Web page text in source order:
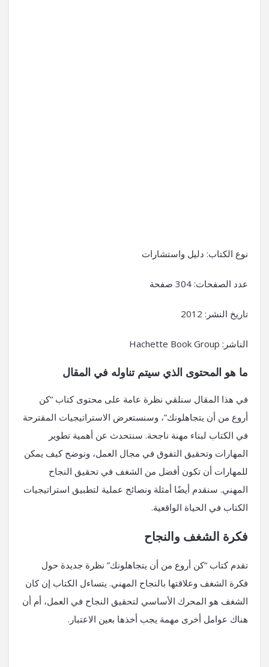
نوع الكتاب: دليل واستشارات
عدد الصفحات: 304 صفحة
تاريخ النشر: 2012
الناشر: Hachette Book Group
ما هو المحتوى الذي سيتم تناوله في المقال
في هذا المقال سنلقي نظرة عامة على محتوى كتاب “كن
أروع من أن يتجاهلونك”، وسنستعرض الاستراتيجيات المقترحة
في الكتاب لبناء مهنة ناجحة. سنتحدث عن أهمية تطوير
المهارات وتحقيق التفوق في مجال العمل، ونوضح كيف يمكن
للمهارات أن تكون أفضل من الشغف في تحقيق النجاح
المهني. سنقدم أيضًا أمثلة ونصائح عملية لتطبيق استراتيجيات
الكتاب في الحياة الواقعية.
فكرة الشغف والنجاح
تقدم كتاب “كن أروع من أن يتجاهلونك” نظرة جديدة حول
فكرة الشغف وعلاقتها بالنجاح المهني. يتساءل الكتاب إن كان
الشغف هو المحرك الأساسي لتحقيق النجاح في العمل، أم أن
هناك عوامل أخرى مهمة يجب أخذها بعين الاعتبار.